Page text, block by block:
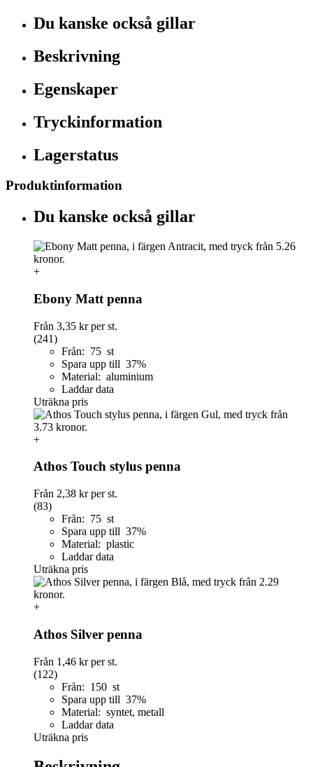
Du kanske också gillar
Beskrivning
Egenskaper
Tryckinformation
Lagerstatus
Produktinformation
Du kanske också gillar
+
Ebony Matt penna
Från 3,35 krper st.
(241)
Från: 75 st
Spara upp till 37%
Material: aluminium
Laddar data
Uträkna pris
+
Athos Touch stylus penna
Från 2,38 krper st.
(83)
Från: 75 st
Spara upp till 37%
Material: plastic
Laddar data
Uträkna pris
+
Athos Silver penna
Från 1,46 krper st.
(122)
Från: 150 st
Spara upp till 37%
Material: syntet, metall
Laddar data
Uträkna pris